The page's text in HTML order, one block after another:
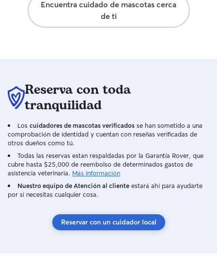
Encuentra cuidado de mascotas cerca
de ti
Reserva con toda
tranquilidad
Los cuidadores de mascotas verificados se han sometido a una
comprobación de identidad y cuentan con reseñas verificadas de
otros dueños como tú.
Todas las reservas están respaldadas por la Garantía Rover, que
cubre hasta $25,000 de reembolso de determinados gastos de
asistencia veterinaria. Más información
Nuestro equipo de Atención al cliente estará ahí para ayudarte
por si necesitas cualquier cosa.
Reservar con un cuidador local